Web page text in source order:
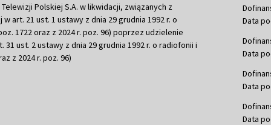
Polskiej S.A. w likwidacji, związanych z
art. 21 ust. 1 ustawy z dnia 29 grudnia 1992 r. o
1722 oraz z 2024 r. poz. 96) poprzez udzielenie
ust. 2 ustawy z dnia 29 grudnia 1992 r. o radiofonii i
z 2024 r. poz. 96)
Data
Data
Data
Data